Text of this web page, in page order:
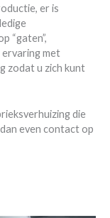
er is
“gaten”,
met
zodat u zich kunt
die
even contact op